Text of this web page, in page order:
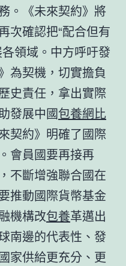
。《未來契約》將
次確認把“配合但有
領域。中方呼吁發
為契機，切實擔負
史責任，拿出實際
發展中國包養網比
契約》明確了國際
會員國要再接再
不斷增強聯合國在
推動國際貨幣基金
機構改包養革邁出
南邊的代表性、發
家供給更充分、更